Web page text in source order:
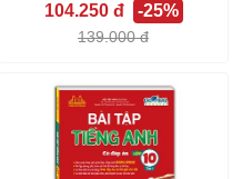
104.250 đ -25%
139.000 đ